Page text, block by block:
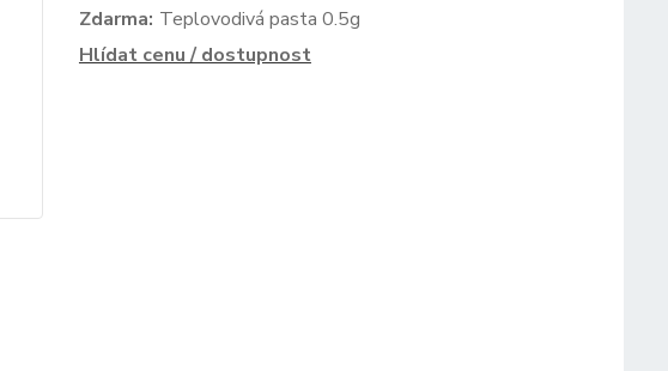
Zdarma: Teplovodivá pasta 0.5g
Hlídat cenu / dostupnost